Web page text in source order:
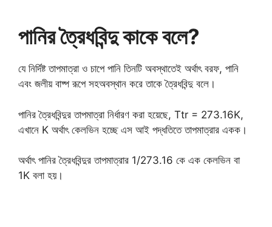
পানির ত্রৈধবিন্দু কাকে বলে?
যে নির্দিষ্ট তাপমাত্রা ও চাপে পানি তিনটি অবস্থাতেই অর্থাৎ বরফ, পানি
এবং জলীয় বাষ্প রূপে সহঅবস্থান করে তাকে ত্রৈধবিন্দু বলে।
পানির ত্রৈধবিন্দুর তাপমাত্রা নির্ধারণ করা হয়েছে, Ttr = 273.16K,
এখানে K অর্থাৎ কেলভিন হচ্ছে এস আই পদ্ধতিতে তাপমাত্রার একক।
অর্থাৎ পানির ত্রৈধবিন্দুর তাপমাত্রার 1/273.16 কে এক কেলভিন বা
1K বলা হয়।